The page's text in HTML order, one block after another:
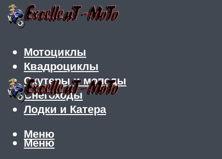
Мотоциклы
Квадроциклы
Скутеры и мопеды
Снегоходы
Лодки и Катера
Меню
Меню